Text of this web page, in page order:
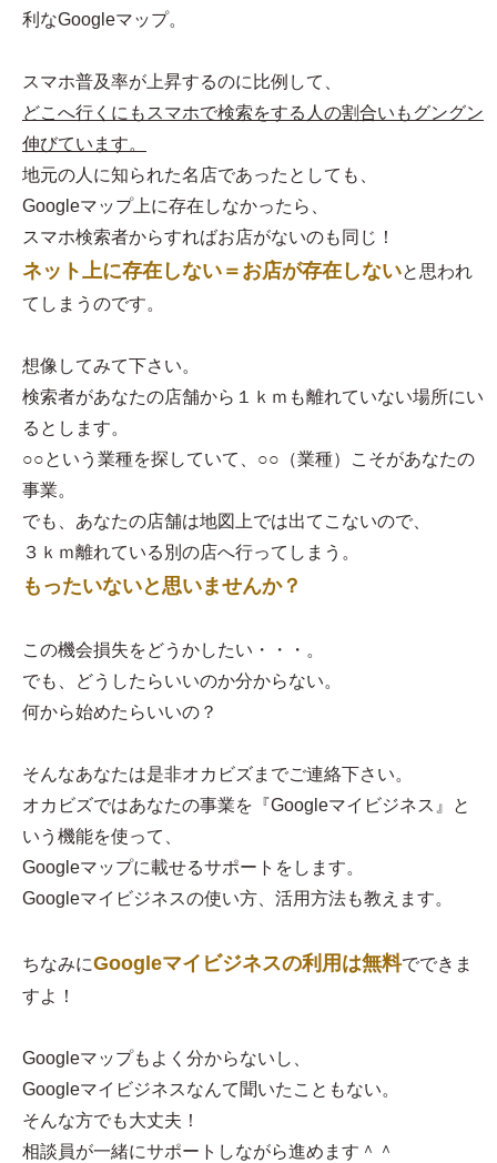
利なGoogleマップ。
スマホ普及率が上昇するのに比例して、
どこへ行くにもスマホで検索をする人の割合いもグングン
伸びています。
地元の人に知られた名店であったとしても、
Googleマップ上に存在しなかったら、
スマホ検索者からすればお店がないのも同じ！
ネット上に存在しない＝お店が存在しないと思われ
てしまうのです。
想像してみて下さい。
検索者があなたの店舗から１ｋｍも離れていない場所にい
るとします。
○○という業種を探していて、○○（業種）こそがあなたの
事業。
でも、あなたの店舗は地図上では出てこないので、
３ｋｍ離れている別の店へ行ってしまう。
もったいないと思いませんか？
この機会損失をどうかしたい・・・。
でも、どうしたらいいのか分からない。
何から始めたらいいの？
そんなあなたは是非オカビズまでご連絡下さい。
オカビズではあなたの事業を『Googleマイビジネス』と
いう機能を使って、
Googleマップに載せるサポートをします。
Googleマイビジネスの使い方、活用方法も教えます。
ちなみにGoogleマイビジネスの利用は無料でできま
すよ！
Googleマップもよく分からないし、
Googleマイビジネスなんて聞いたこともない。
そんな方でも大丈夫！
相談員が一緒にサポートしながら進めます＾＾